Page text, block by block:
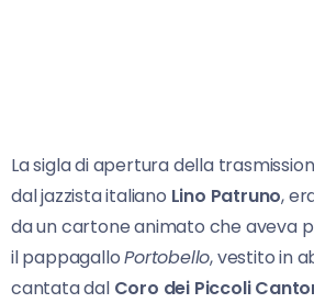
La sigla di apertura della
dal jazzista italiano Lino Patruno,
da un cartone animato che aveva
il pappagalloPortobello, vestito in
cantata dal Coro dei Piccoli